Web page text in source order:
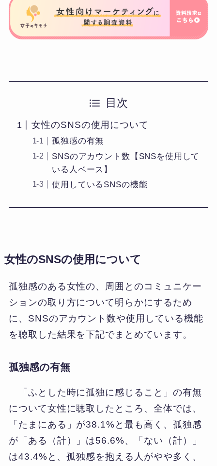
目次
女性のSNSの使用について
孤独感の有無
SNSのアカウント数【SNSを使用して
いる人ベース】
使用しているSNSの機能
女性のSNSの使用について
孤独感のある女性の、周囲とのコミュニケー
ションの取り方について明らかにするため
に、SNSのアカウント数や使用している機能
を聴取した結果を下記でまとめています。
孤独感の有無
「ふとした時に孤独に感じること」の有無
について女性に聴取したところ、全体では、
「たまにある」が38.1%と最も高く、孤独感
が「ある（計）」は56.6%、「ない（計）」
は43.4%と、孤独感を抱える人がやや多く、